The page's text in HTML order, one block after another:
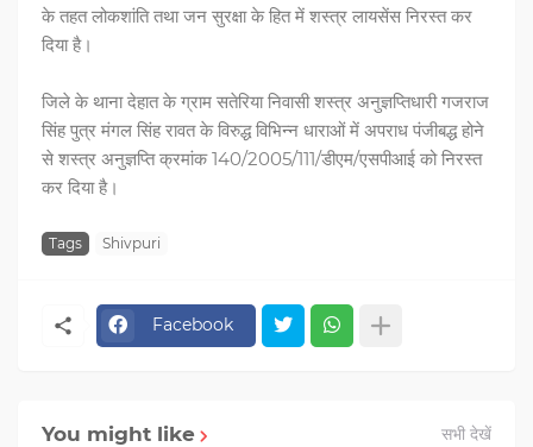
के तहत लोकशांति तथा जन सुरक्षा के हित में शस्त्र लायसेंस निरस्त कर
दिया है।
जिले के थाना देहात के ग्राम सतेरिया निवासी शस्त्र अनुज्ञप्तिधारी गजराज
सिंह पुत्र मंगल सिंह रावत के विरुद्ध विभिन्न धाराओं में अपराध पंजीबद्ध होने
से शस्त्र अनुज्ञप्ति क्रमांक 140/2005/111/डीएम/एसपीआई को निरस्त
कर दिया है।
Tags Shivpuri
Facebook
You might like सभी देखें